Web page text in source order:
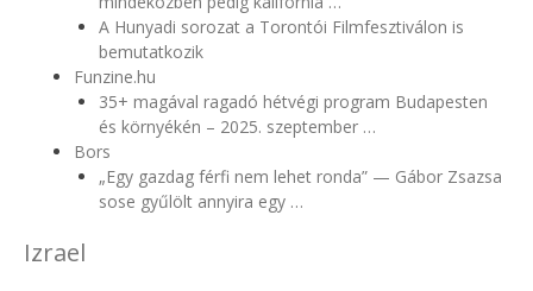
A Hunyadi sorozat a Torontói Filmfesztiválon is
bemutatkozik
Funzine.hu
35+ magával ragadó hétvégi program Budapesten
és környékén – 2025. szeptember …
Bors
„Egy gazdag férfi nem lehet ronda” — Gábor Zsazsa
sose gyűlölt annyira egy …
Izrael